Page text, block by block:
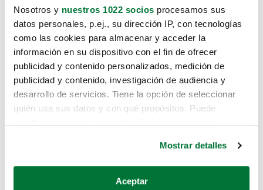
Nosotros y nuestros 1022 socios procesamos sus
datos personales, p.ej., su dirección IP, con tecnologías
como las cookies para almacenar y acceder la
información en su dispositivo con el fin de ofrecer
publicidad y contenido personalizados, medición de
publicidad y contenido, investigación de audiencia y
desarrollo de servicios. Tiene la opción de seleccionar
quién usa sus datos y con qué propósitos. Puede
Si lo permite, también quisiéramos:
Mostrar detalles
Aceptar
Lo sentimos, no sabemos como te
hemos traido hasta aquí.
Pero puedes encontrar el coche que
estás buscando en alguno de estos
enlaces:
Coches de segunda mano